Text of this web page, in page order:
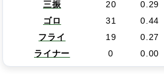
三振
20 0.29
ゴロ 31
0.44
フライ
19
0.27
ライナー
0 0.00